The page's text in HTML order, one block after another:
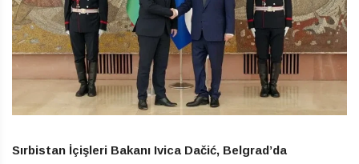
Sırbistan İçişleri Bakanı Ivica Dačić, Belgrad’da